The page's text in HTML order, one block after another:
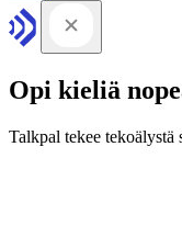
Opi kieliä
Talkpal tekee tekoälystä